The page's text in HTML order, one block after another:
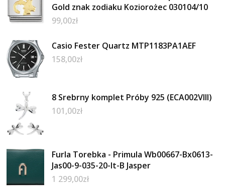
Gold znak zodiaku Koziorożec 030104/10
99,00zł
Casio Fester Quartz MTP1183PA1AEF
158,00zł
8 Srebrny komplet Próby 925 (ECA002VIII)
101,00zł
Furla Torebka - Primula Wb00667-Bx0613-
Jas00-9-035-20-It-B Jasper
1 299,00zł